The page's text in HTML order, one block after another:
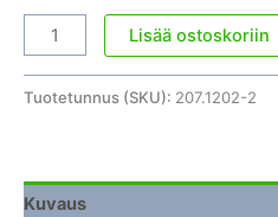
Akvaarion
muovikasvi
Lisää ostoskoriin
Tuotetunnus (SKU): 207.1202-2
Kuvaus